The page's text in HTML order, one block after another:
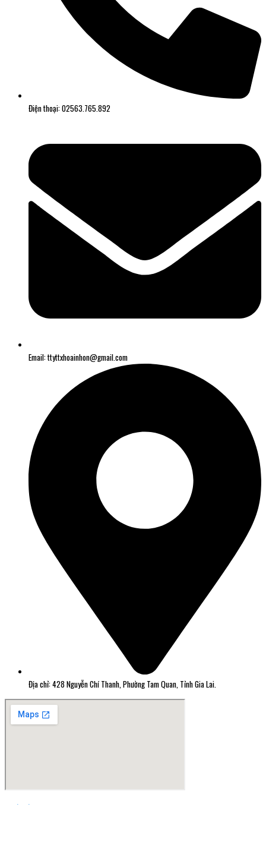
Điện thoại: 02563.765.892
Email: ttyttxhoainhon@gmail.com
Địa chỉ: 428 Nguyễn Chí Thanh, Phường Tam Quan, Tỉnh Gia Lai.
Thiết kế web Quy Nhơn Greensoft.vn